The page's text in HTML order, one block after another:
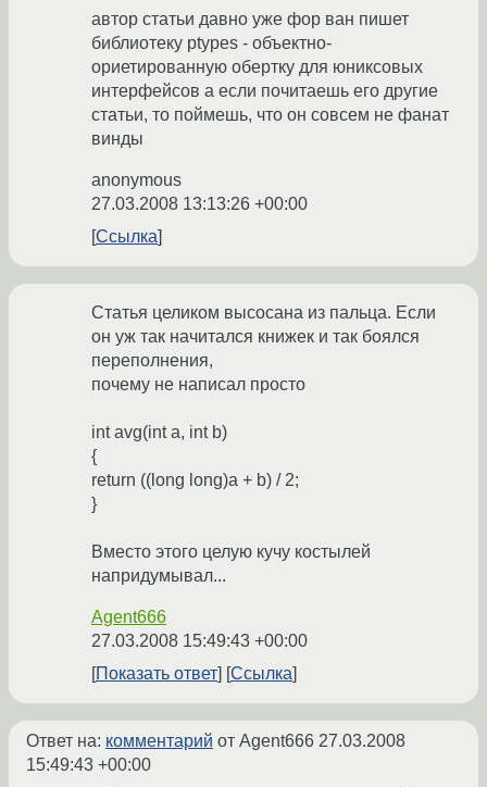
автор статьи давно уже фор ван пишет
библиотеку ptypes - объектно-
ориетированную обертку для юниксовых
интерфейсов а если почитаешь его другие
статьи, то поймешь, что он совсем не фанат
винды
anonymous
27.03.2008 13:13:26 +00:00
Ссылка
Статья целиком высосана из пальца. Если
он уж так начитался книжек и так боялся
переполнения,
почему не написал просто
int avg(int a, int b)
{
return ((long long)a + b) / 2;
}
Вместо этого целую кучу костылей
напридумывал...
Agent666
27.03.2008 15:49:43 +00:00
Показать ответ
Ссылка
Ответ на: комментарий от Agent666 27.03.2008
15:49:43 +00:00